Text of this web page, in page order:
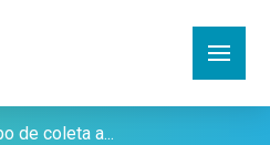
de coleta a...